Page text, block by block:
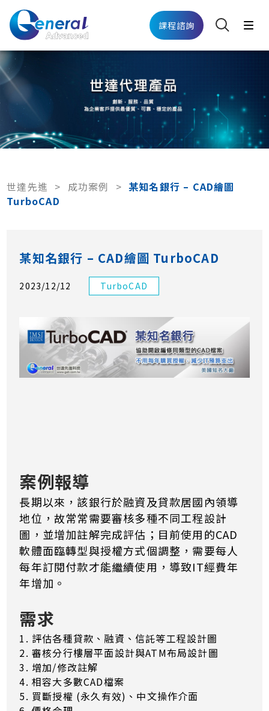
課程諮詢
世達先進 > 成功案例 > 某知名銀行 – CAD繪圖
TurboCAD
某知名銀行 – CAD繪圖 TurboCAD
2023/12/12 TurboCAD
案例報導
長期以來，該銀行於融資及貸款居國內領導
地位，故常常需要審核多種不同工程設計
圖，並增加註解完成評估；目前使用的CAD
軟體面臨轉型與授權方式個調整，需要每人
每年訂閱付款才能繼續使用，導致IT經費年
年增加。
需求
1. 評估各種貸款、融資、信託等工程設計圖
2. 審核分行樓層平面設計與ATM布局設計圖
3. 增加/修改註解
4. 相容大多數CAD檔案
5. 買斷授權 (永久有效)、中文操作介面